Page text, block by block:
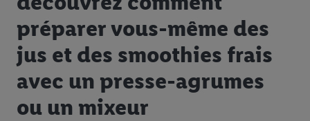
préparer vous-même des
jus et des smoothies frais
avec un presse-agrumes
ou un mixeur